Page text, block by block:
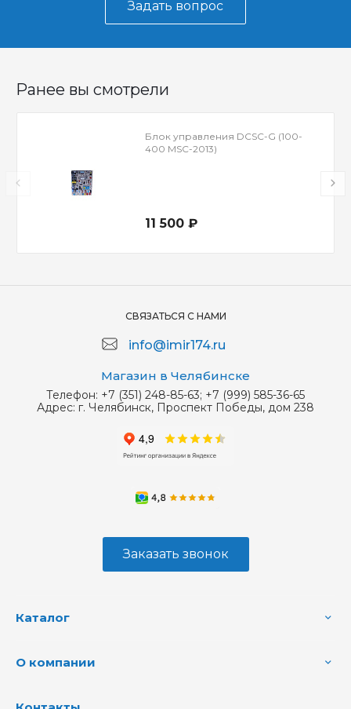
Задать вопрос
Ранее вы смотрели
Блок управления DCSC-G (100-
400 MSC-2013)
11 500 ₽
СВЯЗАТЬСЯ С НАМИ
info@imir174.ru
Магазин в Челябинске
Телефон: +7 (351) 248-85-63; +7 (999) 585-36-65
Адрес: г. Челябинск, Проспект Победы, дом 238
Заказать звонок
Каталог
О компании